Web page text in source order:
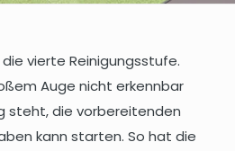
vierte Reinigungsstufe.
Auge nicht erkennbar
steht, die vorbereitenden
kann starten. So hat die